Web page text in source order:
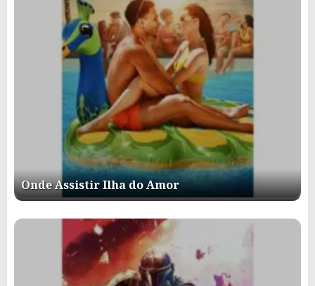
Onde Assistir Ilha do Amor